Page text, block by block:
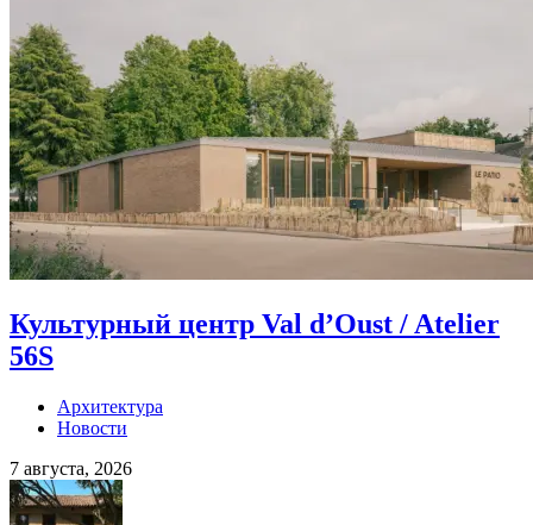
Культурный центр Val d’Oust / Atelier
56S
Архитектура
Новости
7 августа, 2026